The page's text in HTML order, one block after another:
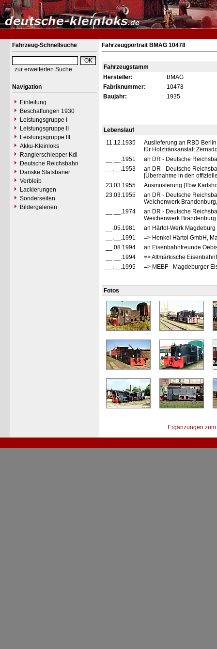
Fahrzeug-Schnellsuche
zur erweiterten Suche
Navigation
Einleitung
Beschaffungen 1930
Leistungsgruppe I
Leistungsgruppe II
Leistungsgruppe III
Akku-Kleinloks
Rangierschlepper Kdl
Deutsche Reichsbahn
Danske Statsbaner
Verbleib
Lackierungen
Sonderseiten
Bildergalerien
Fahrzeugportrait BMAG 10478
Fahrzeugstamm
Hersteller:
BMAG
Fabriknummer:
10478
Baujahr:
1935
Lebenslauf
11.12.1935
Auslieferung an RBD
für Holztränkanstalt
__.__.1951
an DR - Deutsche
__.__.1953
an DR - Deutsche
[Übernahme in den
23.03.1955
Ausmusterung [Tbw
23.03.1955
an DR - Deutsche
Weichenwerk
__.__.1974
an DR - Deutsche
Weichenwerk
__.05.1981
an Härtol-Werk
__.__.1991
=> Henkel Härtol GmbH,
__.08.1994
an Eisenbahnfreunde
__.__.1994
=> Altmärkische
__.__.1995
=> MEBF - Magdeburger
Fotos
Ergänzungen